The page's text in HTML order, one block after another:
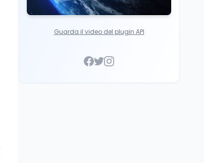
Guarda il video del plugin API